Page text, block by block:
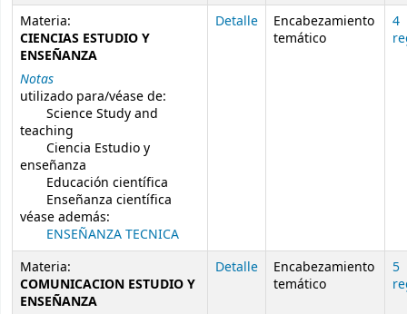
Materia:
CIENCIAS ESTUDIO Y
ENSEÑANZA
Notas
utilizado para/véase de:
Science Study and
teaching
Ciencia Estudio y
enseñanza
Educación científica
Enseñanza científica
véase además:
ENSEÑANZA TECNICA
Detalle
Encabezamiento
temático
4
Materia:
COMUNICACION ESTUDIO Y
ENSEÑANZA
Detalle
Encabezamiento
temático
5